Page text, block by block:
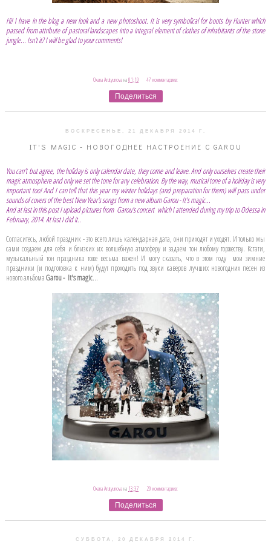
Hi! I have in the blog a new look and a new photoshoot. It is very symbolical for boots by Hunter which
passed from attribute of pastoral landscapes into a integral element of clothes of inhabitants of the stone
jungle... Isn't it? I will be glad to your comments!
Oxana Arutyunovaна01:10 47 комментариев:
Поделиться
ВОСКРЕСЕНЬЕ, 21 ДЕКАБРЯ 2014 Г.
IT'S MAGIC - НОВОГОДНЕЕ НАСТРОЕНИЕ C GAROU
You can't but agree, the holiday is only calendar date, they come and leave. And only ourselves create their
magic atmosphere and only we set the tone for any celebration. By the way, musical tone of a holiday is very
important too! And I can tell that this year my winter holidays (and preparation for them) will pass under
sounds of covers of the best New Year's songs from a new album Garou - It's magic...
And at last in this post I upload pictures from Garou's concert which I attended during my trip to Odessa in
February, 2014. At last I did it..
Согласитесь, любой праздник - это всего лишь календарная дата, они приходят и уходят. И только мы
сами создаем для себя и близких их волшебную атмосферу и задаем тон любому торжеству. Кстати,
музыкальный тон праздника тоже весьма важен! И могу сказать, что в этом году мои зимние
праздники (и подготовка к ним) будут проходить под звуки каверов лучших новогодних песен из
нового альбомаGarou - It's magic...
Oxana Arutyunovaна 13:37 20 комментариев:
Поделиться
СУББОТА, 20 ДЕКАБРЯ 2014 Г.